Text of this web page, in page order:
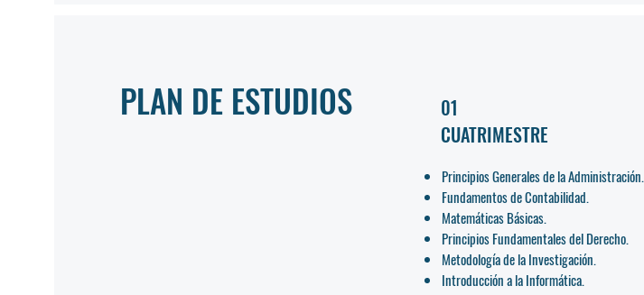
PLAN DE ESTUDIOS
01
CUATRIMESTRE
Principios Generales de la Administración.
Fundamentos de Contabilidad.
Matemáticas Básicas.
Principios Fundamentales del Derecho.
Metodología de la Investigación.
Introducción a la Informática.